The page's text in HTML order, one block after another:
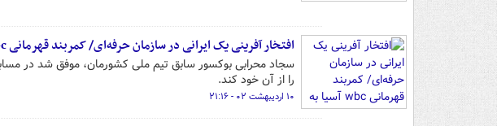
افتخار آفرینی یک ایرانی در سازمان حرفه‌ای/ کمربند قهرمانی wbc آسیا به محرابی رسید +عکس
را از آن خود کند.
۱۰ اردیبهشت ۰۲ - ۲۱:۱۶